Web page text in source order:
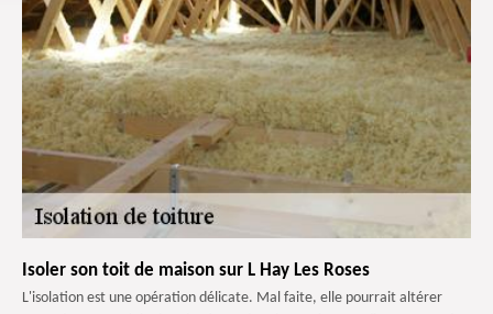
Isoler son toit de maison sur L Hay Les Roses
L'isolation est une opération délicate. Mal faite, elle pourrait altérer